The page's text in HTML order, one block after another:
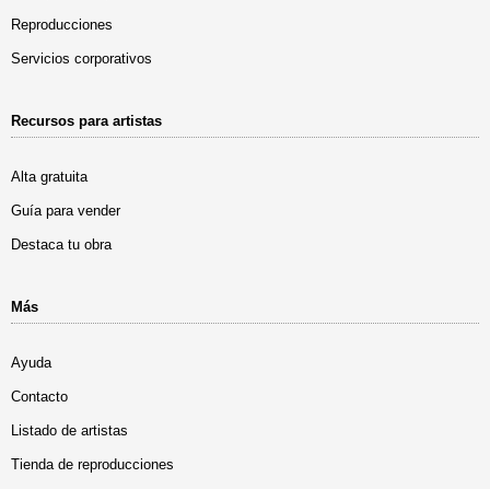
Reproducciones
Servicios corporativos
Recursos para artistas
Alta gratuita
Guía para vender
Destaca tu obra
Más
Ayuda
Contacto
Listado de artistas
Tienda de reproducciones